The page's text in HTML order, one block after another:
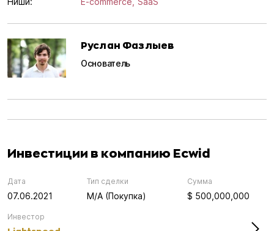
Руслан Фазлыев
Основатель
Инвестиции в компанию Ecwid
Дата
07.06.2021
Тип сделки
M/A (Покупка)
Сумма
$ 500,000,000
Инвестор